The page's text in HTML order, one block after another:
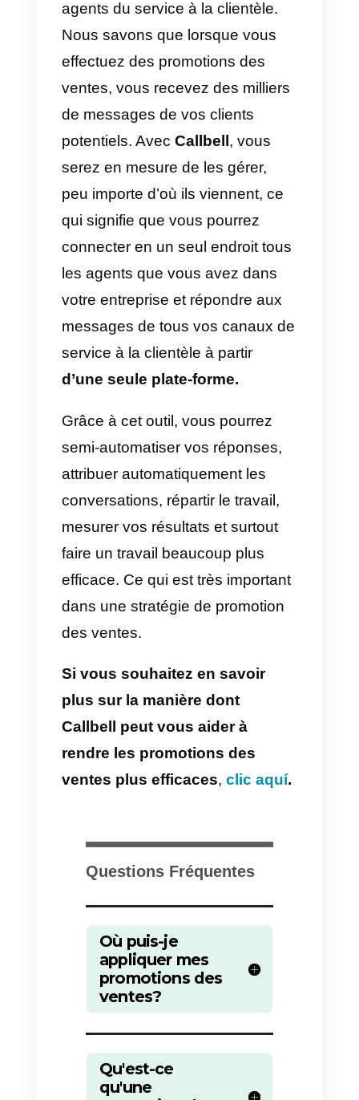
avec WhatsApp, qui crée un
public fidèle pour votre marque. Il
suffit de lancer une simple
annonce sur vos réseaux
ou votre site web et vous
recevrez des milliers de
messages sur votre numéro
WhatsApp Business.
Telegram: cet outil est un autre
des plus importants pour
développer des actions de
segmenté aura les effets que
vous souhaitez pour promouvoir
vos produits ou services.
Facebook: ce réseau social est
peut-être le plus important de
tous. La raison est simple, vous
pouvez créer des
diffusent vos promotions
commerciales et recevoir des
messages directement sur
Facebook Messenger ou
pourrez y tenir à jour toutes vos
promotions commerciales, vos
clients pourront les voir et, grâce
écrire par le canal de contact
qu’ils préfèrent.